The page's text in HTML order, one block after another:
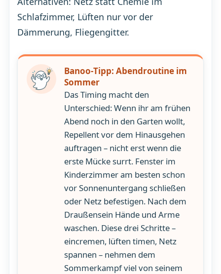
Schlafzimmer, Lüften nur vor der
Dämmerung, Fliegengitter.
Banoo-Tipp: Abendroutine im
Sommer
Das Timing macht den
Unterschied: Wenn ihr am frühen
Abend noch in den Garten wollt,
Repellent vor dem Hinausgehen
auftragen – nicht erst wenn die
erste Mücke surrt. Fenster im
Kinderzimmer am besten schon
vor Sonnenuntergang schließen
oder Netz befestigen. Nach dem
Draußensein Hände und Arme
waschen. Diese drei Schritte –
eincremen, lüften timen, Netz
spannen – nehmen dem
Sommerkampf viel von seinem